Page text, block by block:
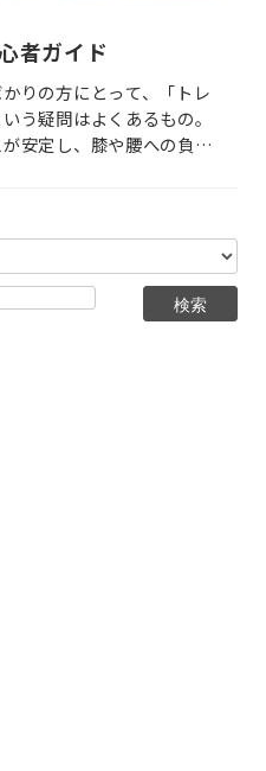
者ガイド
りの方にとって、「トレ
う疑問はよくあるもの。
安定し、膝や腰への負担
・おすすめモデルをまと
る方や、購入を検討して